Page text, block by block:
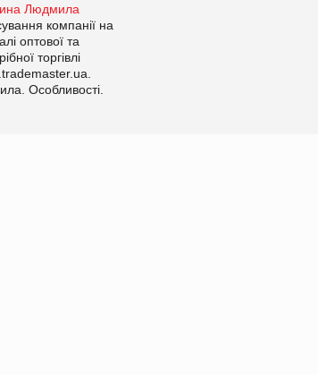
Людмила
компанії на
оптової та
торгівлі
Особливості.